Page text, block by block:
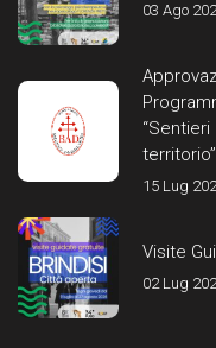
03 Ago
15 Lug
Visite
02 Lug